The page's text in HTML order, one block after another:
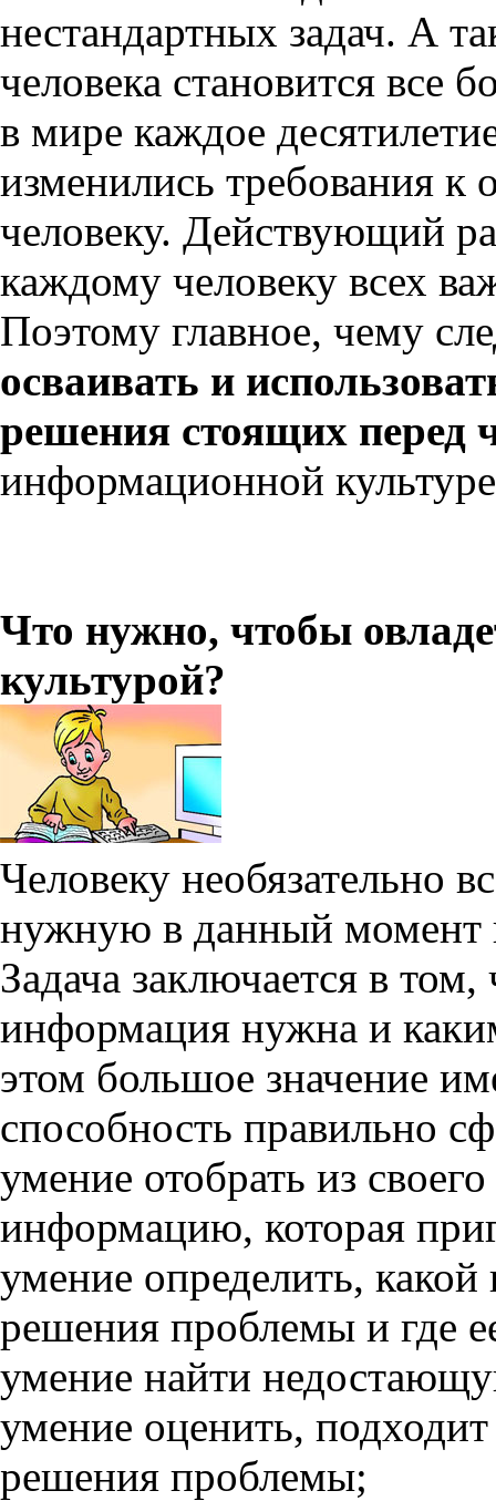
нестандартных задач. А
человека становится все
в мире каждое
изменились требования к
человеку. Действующий
каждому человеку всех
Поэтому главное, чему
осваивать и
решения стоящих перед
информационной
Что нужно, чтобы
культурой?
Человеку необязательно
нужную в данный
Задача заключается в
информация нужна и
этом большое значение
способность правильно
умение отобрать из
информацию, которая
умение определить,
решения проблемы и где
умение найти
умение оценить,
решения проблемы;